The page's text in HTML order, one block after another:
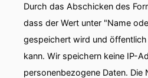
Durch das Abschicken des
dass der Wert unter "Name
gespeichert wird und
kann. Wir speichern keine IP-
personenbezogene Daten. Die